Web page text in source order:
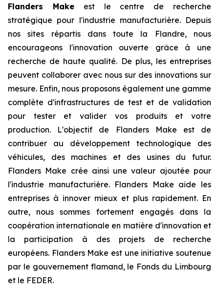
Flanders Makeest le centre de recherche
stratégique pour l'industrie manufacturière. Depuis
nos sites répartis dans toute la Flandre, nous
encourageons l'innovation ouverte grâce à une
recherche de haute qualité. De plus, les entreprises
peuvent collaborer avec nous sur des innovations sur
mesure. Enfin, nous proposons également une gamme
complète d'infrastructures de test et de validation
pour tester et valider vos produits et votre
production. L'objectif de Flanders Make est de
contribuer au développement technologique des
véhicules, des machines et des usines du futur.
Flanders Make crée ainsi une valeur ajoutée pour
l'industrie manufacturière. Flanders Make aide les
entreprises à innover mieux et plus rapidement. En
outre, nous sommes fortement engagés dans la
coopération internationale en matière d'innovation et
la participation à des projets de recherche
européens. Flanders Make est une initiative soutenue
par le gouvernement flamand, le Fonds du Limbourg
et le FEDER.